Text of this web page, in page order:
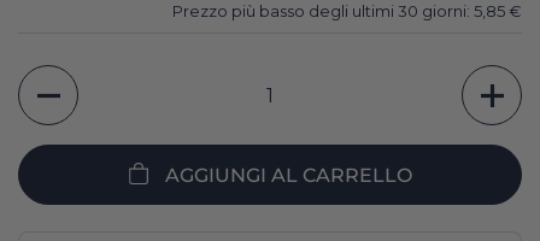
Prezzo più basso degli ultimi 30 giorni: 5,85€
Quantità
AGGIUNGI AL CARRELLO